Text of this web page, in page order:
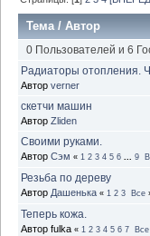
Тема /Автор
0 Пользователей и 6
Радиаторы отопления.
Автор verner
скетчи машин
Автор Zliden
Своими руками.
Автор Сэм « 1 2 3 4 5 6 9
Резьба по дереву
Автор Дашенька « 1 2 3 Все
Теперь кожа.
Автор fulka « 1 2 3 4 5 6 7 Все